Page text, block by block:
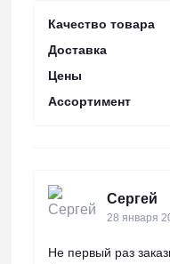
Качество товара
Доставка
Цены
Ассортимент
Сергей
28 января
Не первый раз